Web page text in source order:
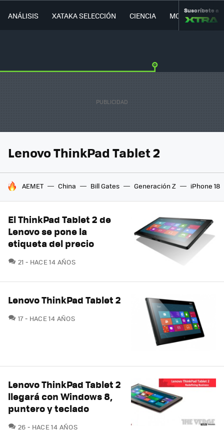
ANÁLISIS XATAKA SELECCIÓN CIENCIA MOVILIDAD
Suscríbete a
Lenovo ThinkPad Tablet 2
HOY SE HABLA DE
AEMET China Bill Gates Generación Z iPhone 18
El ThinkPad Tablet 2 de
Lenovo se pone la
etiqueta del precio
21 COMENTARIOS
HACE 14 AÑOS
Lenovo ThinkPad Tablet 2
17COMENTARIOS
HACE 14 AÑOS
Lenovo ThinkPad Tablet 2
llegará con Windows 8,
puntero y teclado
26 COMENTARIOS
HACE 14 AÑOS